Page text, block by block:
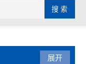
展开